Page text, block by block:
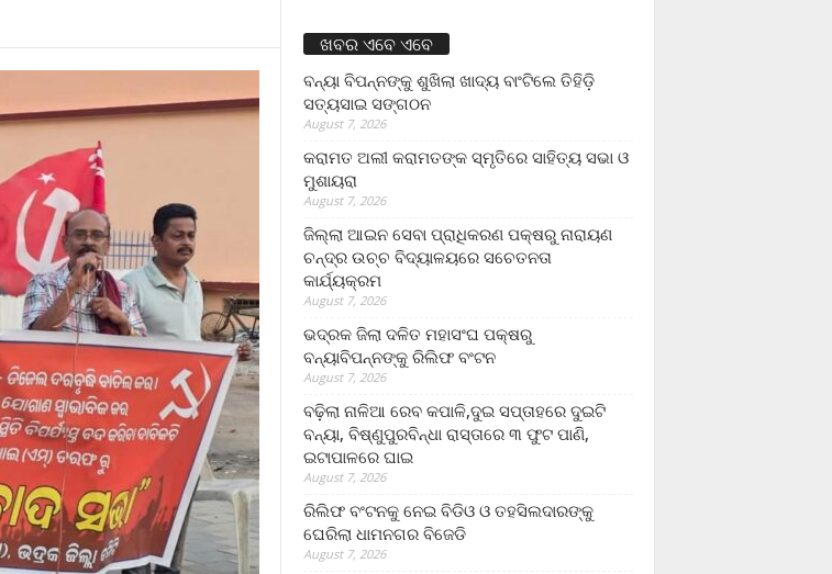
ଖବର ଏବେ ଏବେ
ବନ୍ୟା ବିପନ୍ନଙ୍କୁ ଶୁଖିଲା ଖାଦ୍ୟ ବାଂଟିଲେ ତିହିଡି଼
ସତ୍ୟସାଇ ସଙ୍ଗଠନ
August 7, 2026
କରାମତ ଅଲୀ କରାମତଙ୍କ ସ୍ମୃତିରେ ସାହିତ୍ୟ ସଭା ଓ
ମୁଶାୟରା
August 7, 2026
ଜିଲ୍ଲା ଆଇନ ସେବା ପ୍ରାଧିକରଣ ପକ୍ଷରୁ ନାରାୟଣ
ଚନ୍ଦ୍ର ଉଚ୍ଚ ବିଦ୍ୟାଳୟରେ ସଚେତନତା
କାର୍ଯ୍ୟକ୍ରମ
August 7, 2026
ଭଦ୍ରକ ଜିଲା ଦଳିତ ମହାସଂଘ ପକ୍ଷରୁ
ବନ୍ୟାବିପନ୍ନଙ୍କୁ ରିଲିଫ ବଂଟନ
August 7, 2026
ବଢ଼ିଲା ନାଳିଆ ରେବ କପାଳି,ଦୁଇ ସପ୍ତାହରେ ଦୁଇଟି
ବନ୍ୟା, ବିଷ୍ଣୁପୁରବିନ୍ଧା ରାସ୍ତାରେ ୩ ଫୁଟ ପାଣି,
ଇଟାପାଳରେ ଘାଇ
August 7, 2026
ରିଲିଫ ବଂଟନକୁ ନେଇ ବିଡିଓ ଓ ତହସିଲଦାରଙ୍କୁ
ଘେରିଲା ଧାମନଗର ବିଜେଡି
August 7, 2026